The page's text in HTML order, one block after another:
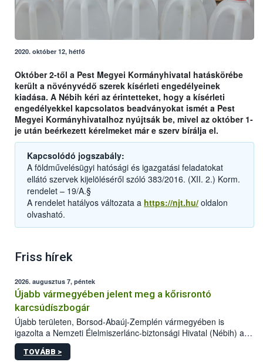
2020. október 12, hétfő
Október 2-től a Pest Megyei Kormányhivatal hatáskörébe
került a növényvédő szerek kísérleti engedélyeinek
kiadása. A Nébih kéri az érintetteket, hogy a kísérleti
engedélyekkel kapcsolatos beadványokat ismét a Pest
Megyei Kormányhivatalhoz nyújtsák be, mivel az október 1-
je után beérkezett kérelmeket már e szerv bírálja el.
Kapcsolódó jogszabály:
A földművelésügyi hatósági és igazgatási feladatokat
ellátó szervek kijelöléséről szóló 383/2016. (XII. 2.) Korm.
rendelet – 19/A.§
A rendelet hatályos változata a https://njt.hu/ oldalon
olvasható.
Friss hírek
2026. augusztus 7, péntek
Újabb vármegyében jelent meg a kőrisrontó
karcsúdíszbogár
Újabb területen, Borsod-Abaúj-Zemplén vármegyében is
igazolta a Nemzeti Élelmiszerlánc-biztonsági Hivatal (Nébih) a
kőrisrontó karcsúdíszbogár (Agrilus planipennis) jelenlétét. A
kártevőt nem csak színcsapdában találták meg, de már fertőzött
TOVÁBB >